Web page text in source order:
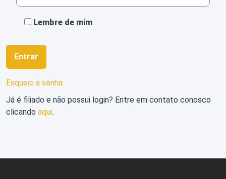
Frequentes
Lembre de mim
Entrar
Esqueci a senha
Já é filiado e não possui login? Entre em contato conosco
clicando aqui.